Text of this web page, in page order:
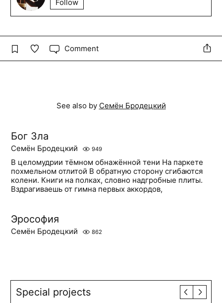
Follow
Comment
See also by Семён Бродецкий
Бог Зла
Семён Бродецкий 949
В целомудрии тёмном обнажённой тени На паркете
похмельном отлитой В обратную сторону сгибаются
колени. Книги на полках, словно надгробные плиты.
Вздрагиваешь от гимна первых аккордов,
Эрософия
Семён Бродецкий 862
Special projects